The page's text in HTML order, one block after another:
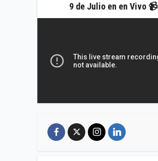
9 de Julio en en Vivo 📹